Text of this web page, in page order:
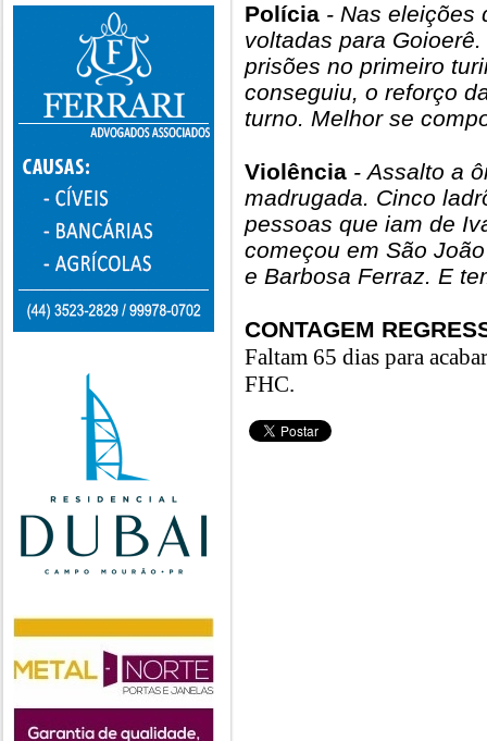
Polícia - Nas eleições
voltadas para
prisões no primeiro
conseguiu, o reforço
turno. Melhor se
Violência - Assalto a
madrugada. Cinco
pessoas que iam de
começou em São
e Barbosa Ferraz. E
CONTAGEM
Faltam 65 dias para
FHC.